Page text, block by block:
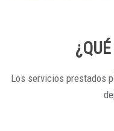
Los servicios prestados